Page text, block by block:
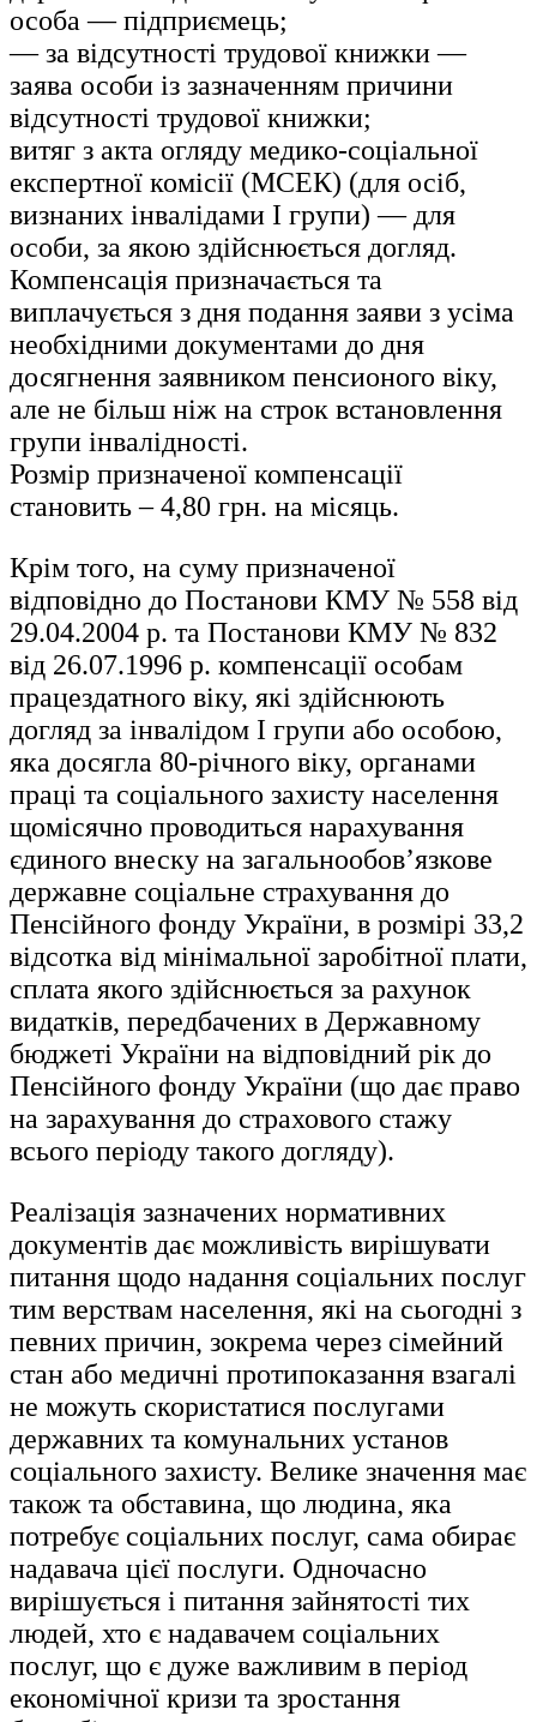
особа — підприємець;
— за відсутності трудової книжки —
заява особи із зазначенням причини
відсутності трудової книжки;
витяг з акта огляду медико-соціальної
експертної комісії (МСЕК) (для осіб,
визнаних інвалідами І групи) — для
особи, за якою здійснюється догляд.
Компенсація призначається та
виплачується з дня подання заяви з усіма
необхідними документами до дня
досягнення заявником пенсионого віку,
але не більш ніж на строк встановлення
групи інвалідності.
Розмір призначеної компенсації
становить – 4,80 грн. на місяць.
Крім того, на суму призначеної
відповідно до Постанови КМУ № 558 від
29.04.2004 р. та Постанови КМУ № 832
від 26.07.1996 р. компенсації особам
працездатного віку, які здійснюють
догляд за інвалідом І групи або особою,
яка досягла 80-річного віку, органами
праці та соціального захисту населення
щомісячно проводиться нарахування
єдиного внеску на загальнообов’язкове
державне соціальне страхування до
Пенсійного фонду України, в розмірі 33,2
відсотка від мінімальної заробітної плати,
сплата якого здійснюється за рахунок
видатків, передбачених в Державному
бюджеті України на відповідний рік до
Пенсійного фонду України (що дає право
на зарахування до страхового стажу
всього періоду такого догляду).
Реалізація зазначених нормативних
документів дає можливість вирішувати
питання щодо надання соціальних послуг
тим верствам населення, які на сьогодні з
певних причин, зокрема через сімейний
стан або медичні протипоказання взагалі
не можуть скористатися послугами
державних та комунальних установ
соціального захисту. Велике значення має
також та обставина, що людина, яка
потребує соціальних послуг, сама обирає
надавача цієї послуги. Одночасно
вирішується і питання зайнятості тих
людей, хто є надавачем соціальних
послуг, що є дуже важливим в період
економічної кризи та зростання